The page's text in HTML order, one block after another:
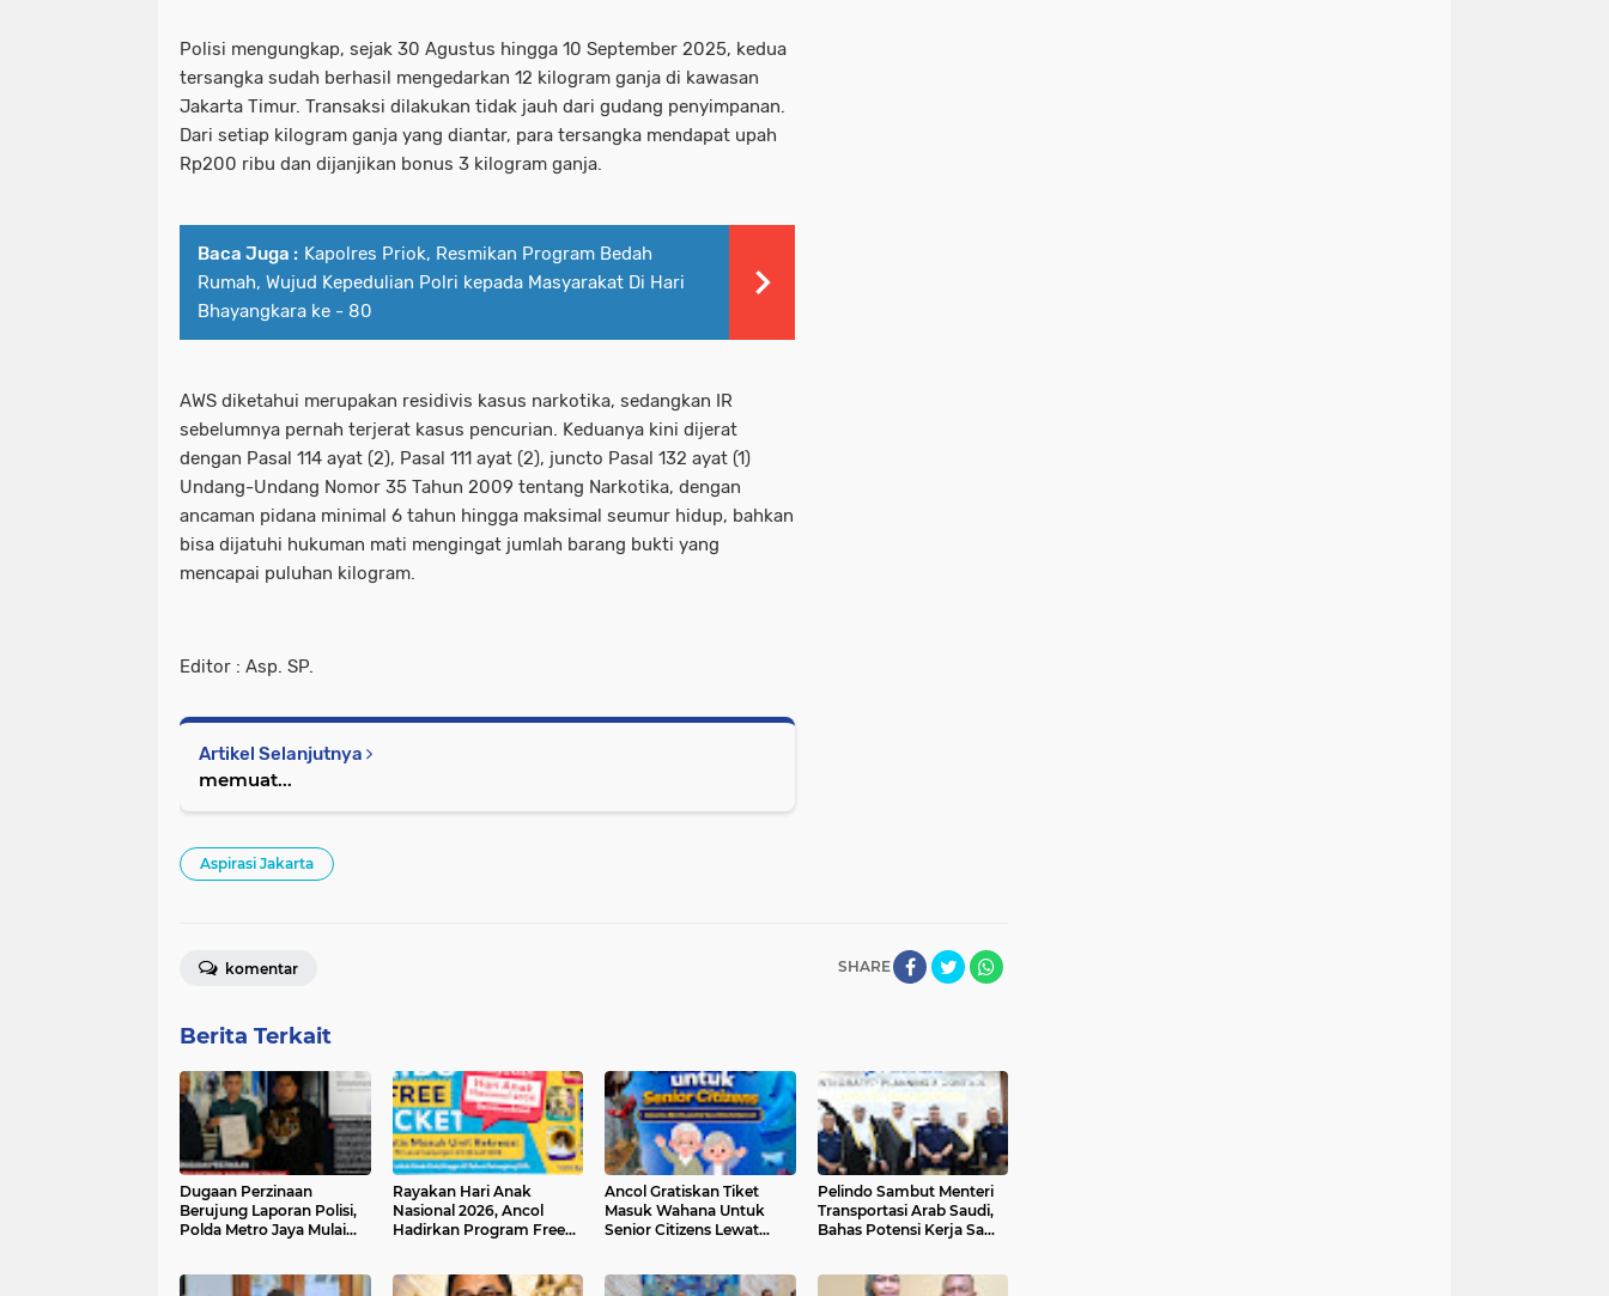
Polisi mengungkap, sejak 30 Agustus hingga 10 September 2025, kedua
tersangka sudah berhasil mengedarkan 12 kilogram ganja di kawasan
Jakarta Timur. Transaksi dilakukan tidak jauh dari gudang penyimpanan.
Dari setiap kilogram ganja yang diantar, para tersangka mendapat upah
Rp200 ribu dan dijanjikan bonus 3 kilogram ganja.
Baca Juga : Kapolres Priok, Resmikan Program Bedah
Rumah, Wujud Kepedulian Polri kepada Masyarakat Di Hari
Bhayangkara ke - 80
AWS diketahui merupakan residivis kasus narkotika, sedangkan IR
sebelumnya pernah terjerat kasus pencurian. Keduanya kini dijerat
dengan Pasal 114 ayat (2), Pasal 111 ayat (2), juncto Pasal 132 ayat (1)
Undang-Undang Nomor 35 Tahun 2009 tentang Narkotika, dengan
ancaman pidana minimal 6 tahun hingga maksimal seumur hidup, bahkan
bisa dijatuhi hukuman mati mengingat jumlah barang bukti yang
mencapai puluhan kilogram.
Editor : Asp. SP.
Artikel Selanjutnya
memuat...
Aspirasi Jakarta
SHARE
komentar
Berita Terkait
Dugaan Perzinaan
Berujung Laporan Polisi,
Polda Metro Jaya Mulai
Rayakan Hari Anak
Nasional 2026, Ancol
Hadirkan Program Free
Ancol Gratiskan Tiket
Masuk Wahana Untuk
Senior Citizens Lewat
Pelindo Sambut Menteri
Transportasi Arab Saudi,
Bahas Potensi Kerja Sama